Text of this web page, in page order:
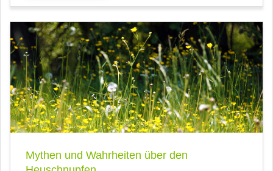
Mythen und Wahrheiten über den